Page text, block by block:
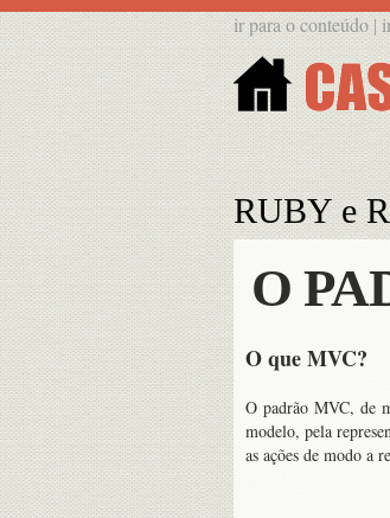
ir para o conteúdo|
RUBY e
O
O que MVC?
O padrão MVC, de
modelo, pela
as ações de modo a